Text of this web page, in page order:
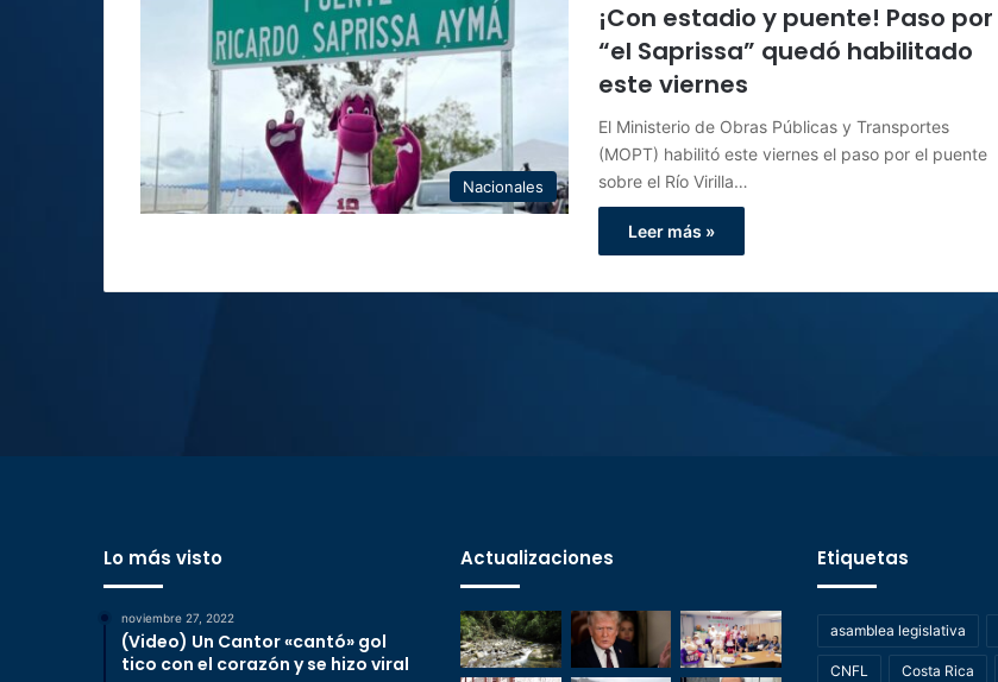
Nacionales
¡Con estadio y puente! Paso por
“el Saprissa” quedó habilitado
este viernes
El Ministerio de Obras Públicas y Transportes
(MOPT) habilitó este viernes el paso por el puente
sobre el Río Virilla…
Leer más »
Lo más visto
noviembre 27, 2022
(Video) Un Cantor «cantó» gol
tico con el corazón y se hizo viral
Actualizaciones Etiquetas
asamblea legislativa
CNFL Costa Rica